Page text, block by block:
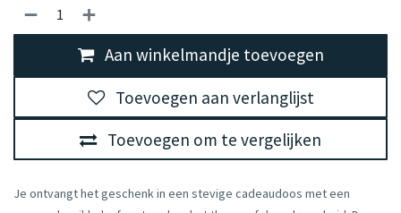
Aan winkelmandje toevoegen
Toevoegen om te vergelijken
Toevoegen aan verlanglijst
Je ontvangt het geschenk in een stevige cadeaudoos met een